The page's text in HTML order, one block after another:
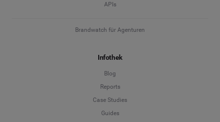
APIs
Brandwatch für Agenturen
Infothek
Blog
Reports
Case Studies
Guides